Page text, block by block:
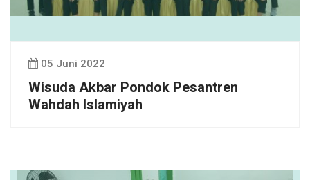
05 Juni 2022
Wisuda Akbar Pondok Pesantren
Wahdah Islamiyah